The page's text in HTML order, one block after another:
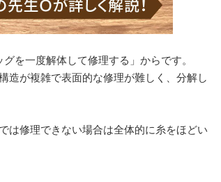
を一度解体して修理する」からです。
造が複雑で表面的な修理が難しく、分解し
は修理できない場合は全体的に糸をほどい